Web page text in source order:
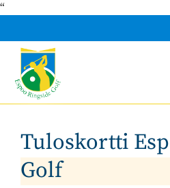
“
Tuloskortti
Golf